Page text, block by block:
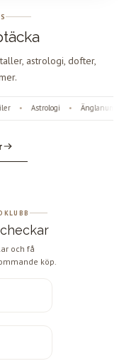
astrologi, dofter,
• Änglanummer •
och få
köp.